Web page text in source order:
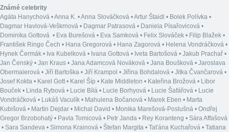
Známé celebrity
Agáta Hanychová •Anna K. •Anna Slováčková •Artur Štaidl • Bolek Polívka •
Dagmar Havlová-Veškrnová • Dagmar Patrasová • Daniela Písařovicová •
Dominika Gottová • Eva Burešová • Eva Samková • Felix Slováček • Filip Blažek •
František Ringo Čech • Hana Gregorová • Hana Zagorová • Helena Vondráčková •
Hynek Čermák • Iva Kubelková • Ivana Gottová • Iveta Bartošová • Jakub Prachař •
Jan Čenský • Jan Kraus • Jana Adamcová Nováková • Jana Boušková • Jaroslava
Obermaierová • Jiří Bartoška • Jiří Krampol • Jiřina Bohdalová • Jitka Čvančarová •
Josef Kokta • Karel Gott• Karel Šíp • Kate Middleton • Kateřina Brožová • Libor
Bouček • Linda Rybová • Lucie Bílá • Lucie Borhyová • Lucie Šafářová • Lucie
Vondráčková • Lukáš Vaculík • Mahulena Bočanová • Marek Eben • Marta
Kubišová • Martin Dejdar • Michal David • Monika Marešová-Poslušná • Ondřej
Gregor Brzobohatý • Pavla Tomicová • Petr Janda • Rey Koranteng • Sára Affašová
• Sara Sandeva • Simona Krainová • Štefan Margita • Taťána Kuchařová • Tatiana